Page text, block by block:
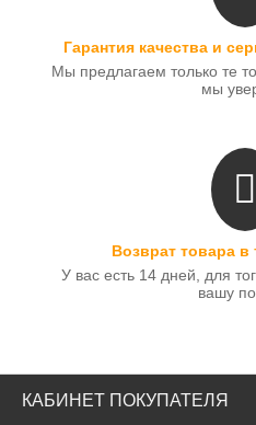
Гарантия качества и
Мы предлагаем только те
мы
Возврат товара в
У вас есть 14 дней, для
вашу
КАБИНЕТ ПОКУПАТЕЛЯ